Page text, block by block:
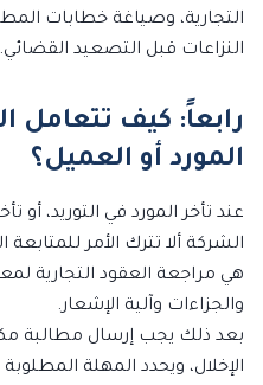
التجارية، وصياغة خطابات
النزاعات قبل التصعيد القضائي.
رابعاً: كيف تتعامل
المورد أو العميل؟
عند تأخر المورد في التوريد،
الشركة ألا تترك الأمر
هي مراجعة العقود التجارية
والجزاءات وآلية الإشعار.
بعد ذلك يجب إرسال مطالبة
الإخلال، ويحدد المهلة